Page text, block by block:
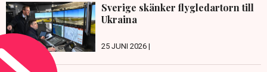
Sverige skänker flygledartorn till
Ukraina
25 JUNI 2026 |